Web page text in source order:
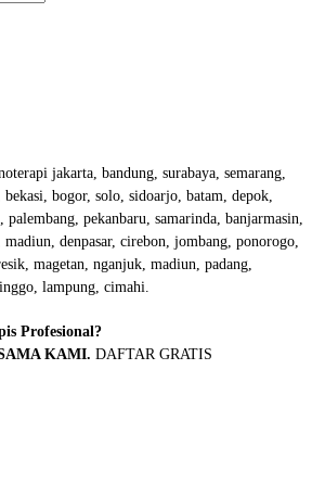
jakarta, bandung, surabaya, semarang,
bogor, solo, sidoarjo, batam, depok,
palembang, pekanbaru, samarinda, banjarmasin,
denpasar, cirebon, jombang, ponorogo,
magetan, nganjuk, madiun, padang,
lampung, cimahi.
Profesional?
KAMI. DAFTAR GRATIS